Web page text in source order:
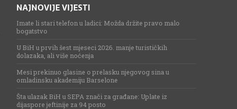
NAJNOVIJE VIJESTI
Imate li stari telefon u ladici: Možda držite pravo malo
bogatstvo
U BiH u prvih šest mjeseci 2026. manje turističkih
dolazaka, ali više noćenja
Mesi prekinuo glasine o prelasku njegovog sina u
omladinsku akademiju Barselone
Šta ulazak BiH u SEPA znači za građane: Uplate iz
dijaspore jeftinije za 94 posto